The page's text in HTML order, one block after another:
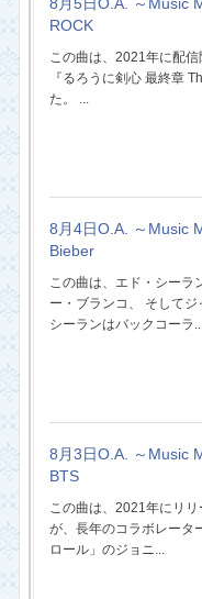
ROCK
この曲は、2021年に配
『るろうに剣心 最終章
た。 ...
8月4日O.A. ～Music
Bieber
この曲は、エド・シーラ
ー・ブランコ、 そしてジ
シーランはバックコーラ...
8月3日O.A. ～Music
BTS
この曲は、2021年にリ
が、長年のコラボレータ
ロール」のジョニ...